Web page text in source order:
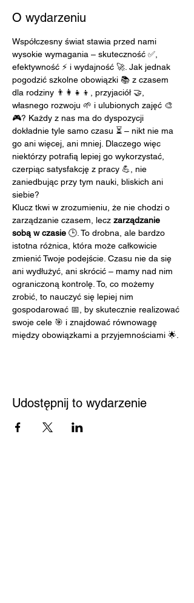
O wydarzeniu
Współczesny świat stawia przed nami
wysokie wymagania – skuteczność ✅,
efektywność ⚡ i wydajność 🚀. Jak jednak
pogodzić szkolne obowiązki 📚 z czasem
dla rodziny 👨‍👩‍👧‍👦, przyjaciół 🤝,
własnego rozwoju 🌱 i ulubionych zajęć 🎨
🎮? Każdy z nas ma do dyspozycji
dokładnie tyle samo czasu ⏳ – nikt nie ma
go ani więcej, ani mniej. Dlaczego więc
niektórzy potrafią lepiej go wykorzystać,
czerpiąc satysfakcję z pracy 💪, nie
zaniedbując przy tym nauki, bliskich ani
siebie?
Klucz tkwi w zrozumieniu, że nie chodzi o
zarządzanie czasem, lecz zarządzanie
sobą w czasie 🕒. To drobna, ale bardzo
istotna różnica, która może całkowicie
zmienić Twoje podejście. Czasu nie da się
ani wydłużyć, ani skrócić – mamy nad nim
ograniczoną kontrolę. To, co możemy
zrobić, to nauczyć się lepiej nim
gospodarować 📅, by skutecznie realizować
swoje cele 🎯 i znajdować równowagę
między obowiązkami a przyjemnościami 🌟.
Udostępnij to wydarzenie